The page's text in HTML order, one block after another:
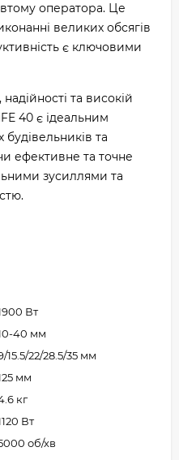
оператора. Це
великих обсягів
є ключовими
та високій
40 є ідеальним
та
ефективне та точне
зусиллями та
Вт
40 мм
15.5/22/28.5/35 мм
мм
кг
Вт
об/хв